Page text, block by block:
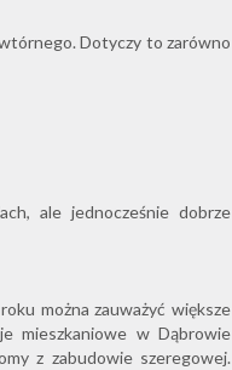
Dotyczy to zarówno
ale jednocześnie dobrze
można zauważyć większe
mieszkaniowe w Dąbrowie
z zabudowie szeregowej.